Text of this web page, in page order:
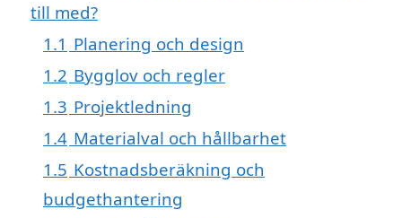
till med?
1.1 Planering och design
1.2 Bygglov och regler
1.3 Projektledning
1.4 Materialval och hållbarhet
1.5 Kostnadsberäkning och
budgethantering